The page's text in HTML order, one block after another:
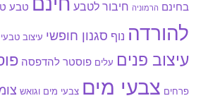
בחינם הרמוניה חיבור לטבע טבע
להורדה נוף סגנון חופשי עיצוב טבעי
עיצוב פנים עלים פוסטר להדפסה
פרחים צבעי מים צבעי מים וגואש